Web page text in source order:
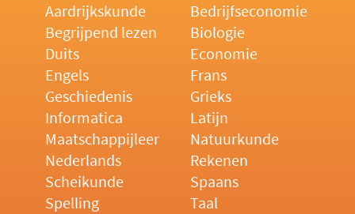
Aardrijkskunde
Bedrijfseconomie
Begrijpend lezen
Biologie
Duits
Economie
Engels
Frans
Geschiedenis
Grieks
Informatica
Latijn
Maatschappijleer
Natuurkunde
Nederlands
Rekenen
Scheikunde
Spaans
Spelling
Taal